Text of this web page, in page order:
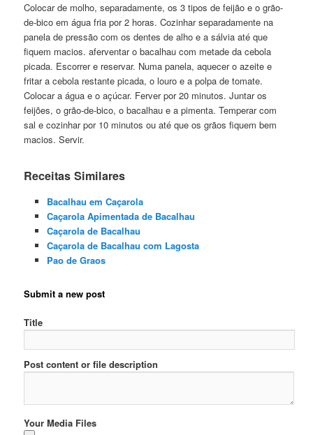
Colocar de molho, separadamente, os 3 tipos de feijão e o grão-
de-bico em água fria por 2 horas. Cozinhar separadamente na
panela de pressão com os dentes de alho e a sálvia até que
fiquem macios. aferventar o bacalhau com metade da cebola
picada. Escorrer e reservar. Numa panela, aquecer o azeite e
fritar a cebola restante picada, o louro e a polpa de tomate.
Colocar a água e o açúcar. Ferver por 20 minutos. Juntar os
feijões, o grão-de-bico, o bacalhau e a pimenta. Temperar com
sal e cozinhar por 10 minutos ou até que os grãos fiquem bem
macios. Servir.
Receitas Similares
Bacalhau em Caçarola
Caçarola Apimentada de Bacalhau
Caçarola de Bacalhau
Caçarola de Bacalhau com Lagosta
Pao de Graos
Submit a new post
Title
Post content or file description
Your Media Files